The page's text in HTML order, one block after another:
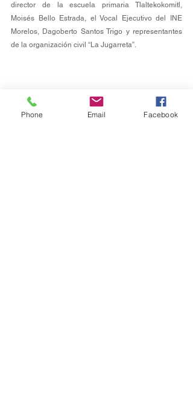
director de la escuela primaria Tlaltekokomitl,
Moisés Bello Estrada, el Vocal Ejecutivo del INE
Morelos, Dagoberto Santos Trigo y representantes
de la organización civil “La Jugarreta”.
Phone Email Facebook